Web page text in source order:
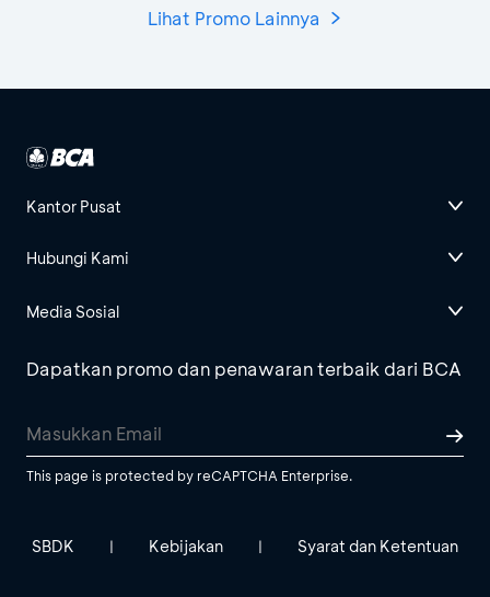
Lihat Promo Lainnya
Kantor Pusat
Hubungi Kami
Media Sosial
Dapatkan promo dan penawaran terbaik dari BCA
This page is protected by reCAPTCHA Enterprise.
SBDK | Kebijakan | Syarat dan Ketentuan